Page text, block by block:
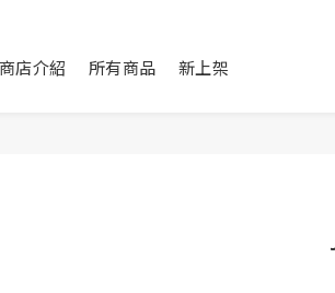
店介紹 所有商品 新上架